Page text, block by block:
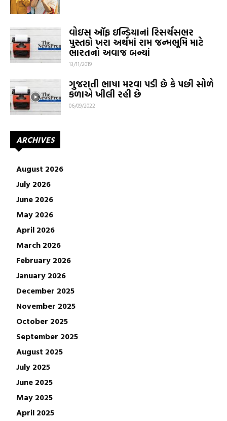
વોઇસ ઑફ ઇન્ડિયાનાં રિસર્ચસભર
પુસ્તકો ખરા અર્થમાં રામ જન્મભૂમિ માટે
ભારતનો અવાજ બન્યાં
13/11/2019
ગુજરાતી ભાષા મરવા પડી છે કે પછી સોળે
કળાએ ખીલી રહી છે
06/09/2022
ARCHIVES
August 2026
July 2026
June 2026
May 2026
April 2026
March 2026
February 2026
January 2026
December 2025
November 2025
October 2025
September 2025
August 2025
July 2025
June 2025
May 2025
April 2025